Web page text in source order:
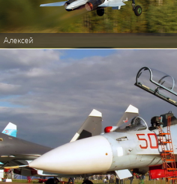
Алексей